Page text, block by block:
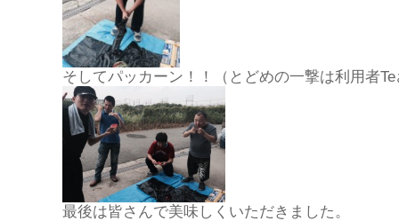
そしてパッカーン！！（とどめの一撃は利用者
最後は皆さんで美味しくいただきました。